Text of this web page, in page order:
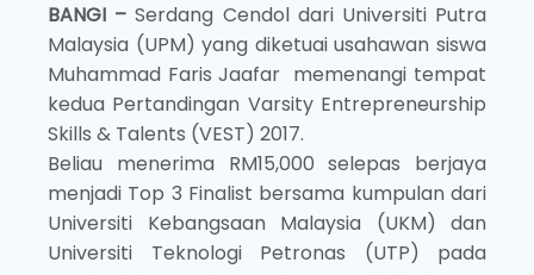
BANGI – Serdang Cendol dari Universiti Putra
Malaysia (UPM) yang diketuai usahawan siswa
Muhammad Faris Jaafar memenangi tempat
kedua Pertandingan Varsity Entrepreneurship
Skills & Talents (VEST) 2017.
Beliau menerima RM15,000 selepas berjaya
menjadi Top 3 Finalist bersama kumpulan dari
Universiti Kebangsaan Malaysia (UKM) dan
Universiti Teknologi Petronas (UTP) pada